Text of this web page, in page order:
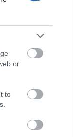
or
to
a közeli
és szobor is.